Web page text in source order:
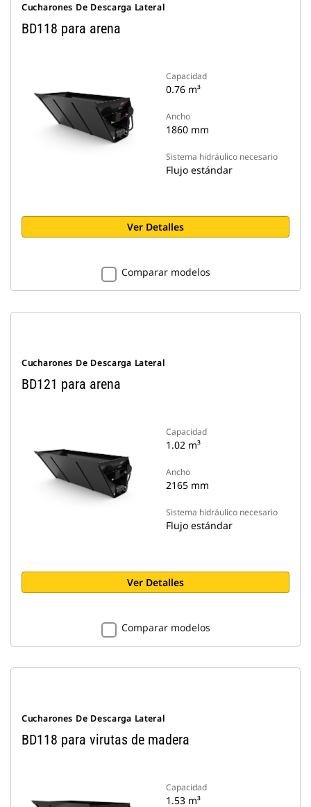
Cucharones De Descarga Lateral
BD118 para arena
Capacidad
0.76 m³
Ancho
1860 mm
Sistema hidráulico necesario
Flujo estándar
Ver Detalles
Comparar modelos
Cucharones De Descarga Lateral
BD121 para arena
Capacidad
1.02 m³
Ancho
2165 mm
Sistema hidráulico necesario
Flujo estándar
Ver Detalles
Comparar modelos
Cucharones De Descarga Lateral
BD118 para virutas de madera
Capacidad
1.53 m³